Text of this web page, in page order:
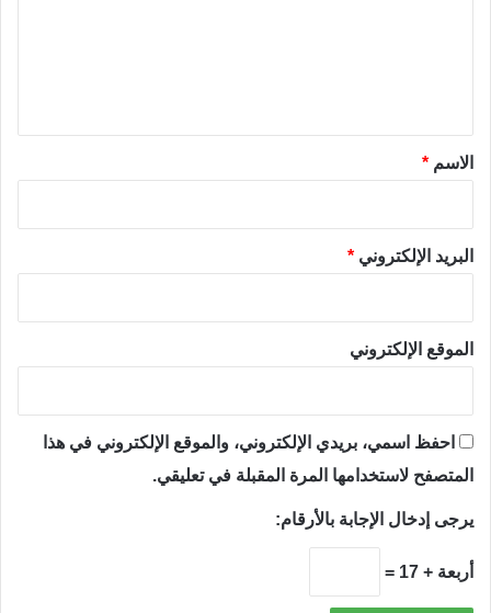
*الاسم *
البريد الإلكتروني *
الموقع الإلكتروني
احفظ اسمي، بريدي الإلكتروني، والموقع الإلكتروني في هذا
المتصفح لاستخدامها المرة المقبلة في تعليقي.
يرجى إدخال الإجابة بالأرقام:
أربعة + 17 =